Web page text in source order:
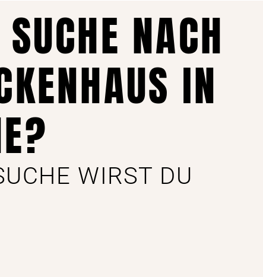
NACH
IN
WIRST DU